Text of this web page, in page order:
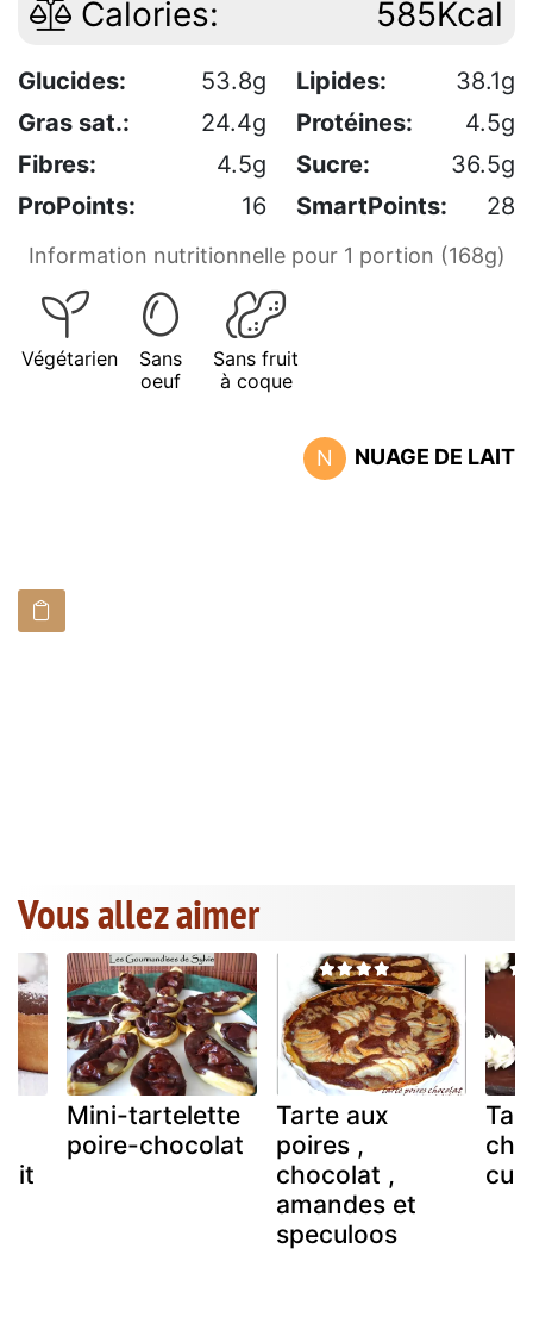
Calories: 585Kcal
Glucides: 53.8g Lipides:
38.1g
Gras sat.:
24.4g Protéines:
4.5g
Fibres:
4.5g Sucre:
36.5g
ProPoints:
16 SmartPoints: 28
Information nutritionnelle pour 1 portion (168g)
Végétarien
Sans
oeuf
Sans fruit
à coque
N NUAGE DE LAIT
Vous allez aimer
lit
Mini-tartelette
poire-chocolat
Tarte aux
poires ,
chocolat ,
amandes et
speculoos